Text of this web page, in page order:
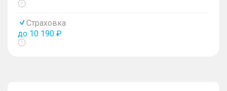
Показать
Страховка
до 10 190 ₽
Показать